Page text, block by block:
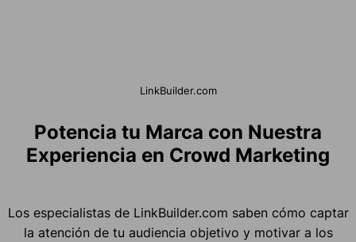
LinkBuilder.com
Potencia tu Marca con Nuestra
Experiencia en Crowd Marketing
Los especialistas de LinkBuilder.com saben cómo captar
la atención de tu audiencia objetivo y motivar a los